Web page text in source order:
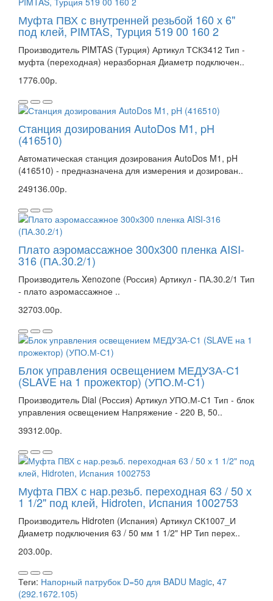
Муфта ПВХ с внутренней резьбой 160 х 6"
под клей, PIMTAS, Турция 519 00 160 2
Производитель PIMTAS (Турция) Артикул ТСК3412 Тип -
муфта (переходная) неразборная Диаметр подключен..
1776.00р.
Станция дозирования AutoDos M1, pH
(416510)
Автоматическая станция дозирования AutoDos M1, pH
(416510) - предназначена для измерения и дозирован..
249136.00р.
Плато аэромассажное 300х300 пленка AISI-
316 (ПА.30.2/1)
Производитель Xenozone (Россия) Артикул - ПА.30.2/1 Тип
- плато аэромассажное ..
32703.00р.
Блок управления освещением МЕДУЗА-С1
(SLAVE на 1 прожектор) (УПО.М-С1)
Производитель Dial (Россия) Артикул УПО.М-С1 Тип - блок
управления освещением Напряжение - 220 В, 50..
39312.00р.
Муфта ПВХ с нар.резьб. переходная 63 / 50 х
1 1/2" под клей, Hidroten, Испания 1002753
Производитель Hidroten (Испания) Артикул СК1007_И
Диаметр подключения 63 / 50 мм 1 1/2" НР Тип перех..
203.00р.
Теги: Напорный патрубок D=50 для BADU Magic, 47
(292.1672.105)